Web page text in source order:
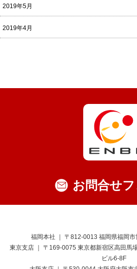
2019年5月
2019年4月
お問合せ
福岡本社 ｜ 〒812-0013 福岡県福岡
東京支店 ｜ 〒169-0075 東京都新宿区高田馬
ビル6-8F